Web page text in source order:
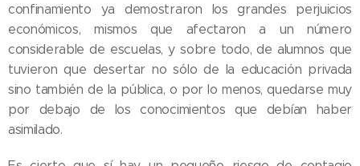
confinamiento ya demostraron los grandes perjuicios
económicos, mismos que afectaron a un número
considerable de escuelas, y sobre todo, de alumnos que
tuvieron que desertar no sólo de la educación privada
sino también de la pública, o por lo menos, quedarse muy
por debajo de los conocimientos que debían haber
asimilado.